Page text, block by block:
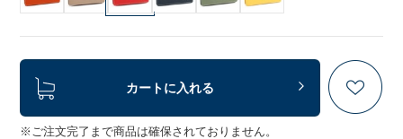
カートに入れる
※ご注文完了まで商品は確保されておりません。